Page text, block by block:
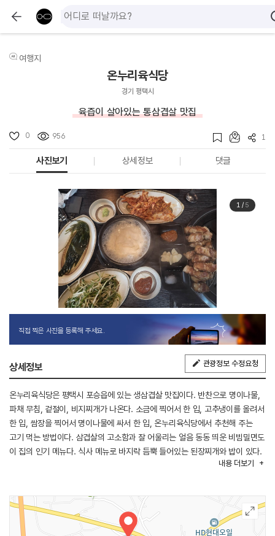
여행지
온누리육식당
경기 평택시
육즙이 살아있는 통삼겹살 맛집
0 956 1
사진보기 상세정보 댓글
1/ 5
직접 찍은 사진을 등록해 주세요.
상세정보 관광정보 수정요청
온누리육식당은 평택시 포승읍에 있는 생삼겹살 맛집이다. 반찬으로 명이나물,
파채 무침, 겉절이, 비지찌개가 나온다. 소금에 찍어서 한 입, 고추냉이를 올려서
한 입, 쌈장을 찍어서 명이나물에 싸서 한 입, 온누리육식당에서 추천해 주는
고기 먹는 방법이다. 삼겹살의 고소함과 잘 어울리는 얼음 동동 띄운 비빔밀면도
이 집의 인기 메뉴다. 식사 메뉴로 바지락 듬뿍 들어있는 된장찌개와 밥이 있다.
내용 더보기